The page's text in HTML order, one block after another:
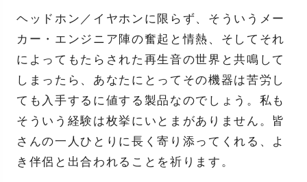
ヘッドホン／イヤホンに限らず、そういうメー
カー・エンジニア陣の奮起と情熱、そしてそれ
によってもたらされた再生音の世界と共鳴して
しまったら、あなたにとってその機器は苦労し
ても入手するに値する製品なのでしょう。私も
そういう経験は枚挙にいとまがありません。皆
さんの一人ひとりに長く寄り添ってくれる、よ
き伴侶と出合われることを祈ります。